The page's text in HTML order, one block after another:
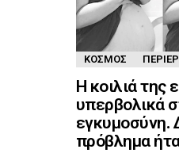
ΚΌΣΜΟΣ
Η κοιλιά της
υπερβολικά
πρόβλημα